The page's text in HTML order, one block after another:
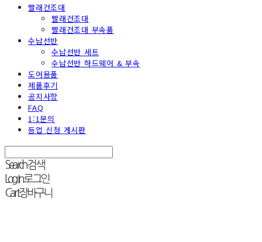
빨래건조대
빨래건조대
빨래건조대 부속품
수납선반
수납선반 세트
수납선반 하드웨어 & 부속
도어용품
제품후기
공지사항
FAQ
1:1문의
등업 신청 게시판
Search검색
Log In로그인
Cart장바구니